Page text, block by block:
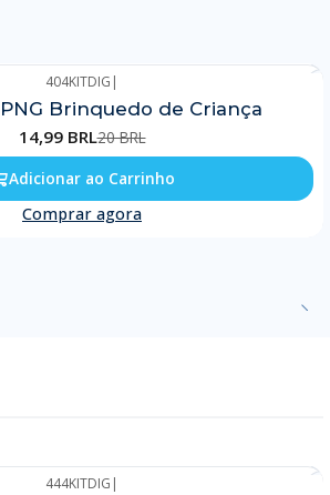
404KITDIG |
Brinquedo de Criança
14,99 BRL20 BRL
Adicionar ao Carrinho
Comprar agora
444KITDIG |